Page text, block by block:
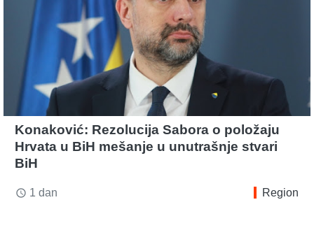
Konaković: Rezolucija Sabora o položaju
Hrvata u BiH mešanje u unutrašnje stvari
BiH
access_time 1 dan Region